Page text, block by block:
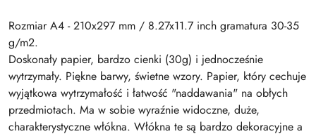
Rozmiar A4 - 210x297 mm / 8.27x11.7 inch gramatura 30-35
g/m2.
Doskonały papier, bardzo cienki (30g) i jednocześnie
wytrzymały. Piękne barwy, świetne wzory. Papier, który cechuje
wyjątkowa wytrzymałość i łatwość "naddawania" na obłych
przedmiotach. Ma w sobie wyraźnie widoczne, duże,
charakterystyczne włókna. Włókna te są bardzo dekoracyjne a